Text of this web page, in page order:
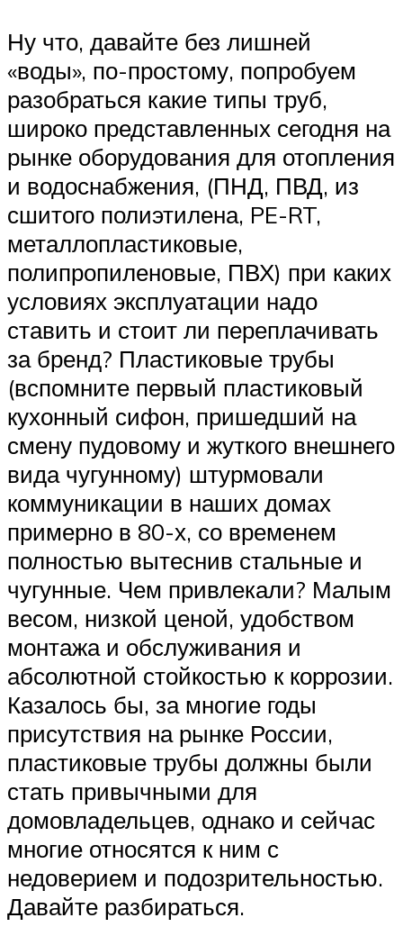
Ну что, давайте без лишней
«воды», по-простому, попробуем
разобраться какие типы труб,
широко представленных сегодня на
рынке оборудования для отопления
и водоснабжения, (ПНД, ПВД, из
сшитого полиэтилена, PE-RT,
металлопластиковые,
полипропиленовые, ПВХ) при каких
условиях эксплуатации надо
ставить и стоит ли переплачивать
за бренд? Пластиковые трубы
(вспомните первый пластиковый
кухонный сифон, пришедший на
смену пудовому и жуткого внешнего
вида чугунному) штурмовали
коммуникации в наших домах
примерно в 80-х, со временем
полностью вытеснив стальные и
чугунные. Чем привлекали? Малым
весом, низкой ценой, удобством
монтажа и обслуживания и
абсолютной стойкостью к коррозии.
Казалось бы, за многие годы
присутствия на рынке России,
пластиковые трубы должны были
стать привычными для
домовладельцев, однако и сейчас
многие относятся к ним с
недоверием и подозрительностью.
Давайте разбираться.